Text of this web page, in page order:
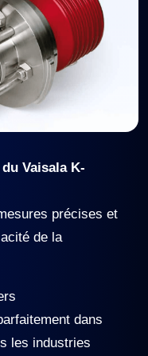
Vaisala K-
précises et
de la
dans
les industries